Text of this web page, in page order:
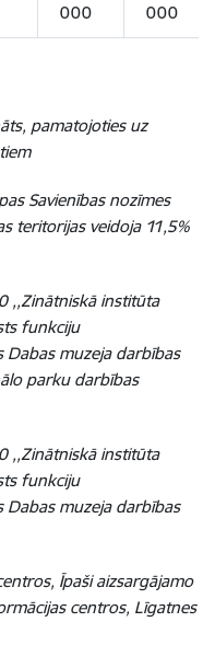
000
000
pamatojoties uz
Savienības nozīmes
teritorijas veidoja 11,5%
,,Zinātniskā institūta
funkciju
muzeja darbības
parku darbības
,,Zinātniskā institūta
funkciju
muzeja darbības
Īpaši aizsargājamo
centros, Līgatnes